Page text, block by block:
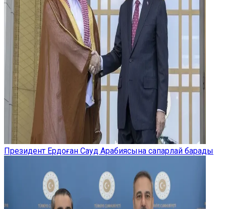
Президент Ердоған Сауд Арабиясына сапарлай барады